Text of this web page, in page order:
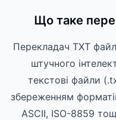
Що таке
Перекладач TXT
штучного
текстові файли
збереженням
ASCII, ISO-8859